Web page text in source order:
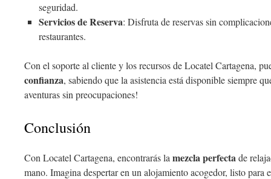
seguridad.
Servicios de Reserva: Disfruta de reservas sin
restaurantes.
Con el soporte al cliente y los recursos de Locatel Cartagena,
confianza, sabiendo que la asistencia está disponible siempre
aventuras sin preocupaciones!
Conclusión
Con Locatel Cartagena, encontrarás la mezcla perfectade
mano. Imagina despertar en un alojamiento acogedor, listo para